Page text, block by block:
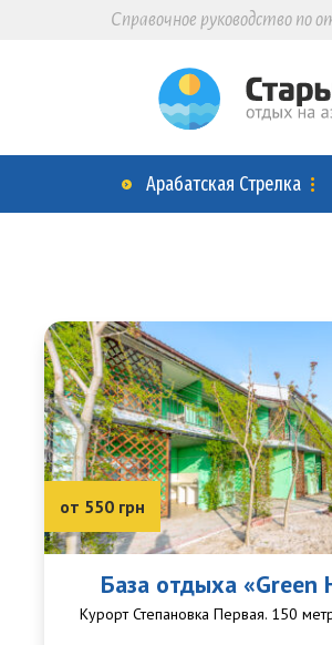
Справочное руководство по
Арабатская Стрелка
от 550 грн
База отдыха «Green
Курорт Степановка Первая. 150